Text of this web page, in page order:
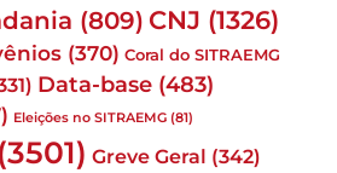
(809) CNJ (1326)
(370) Coral do SITRAEMG
Data-base (483)
Eleições no SITRAEMG (81)
(3501) Greve Geral (342)